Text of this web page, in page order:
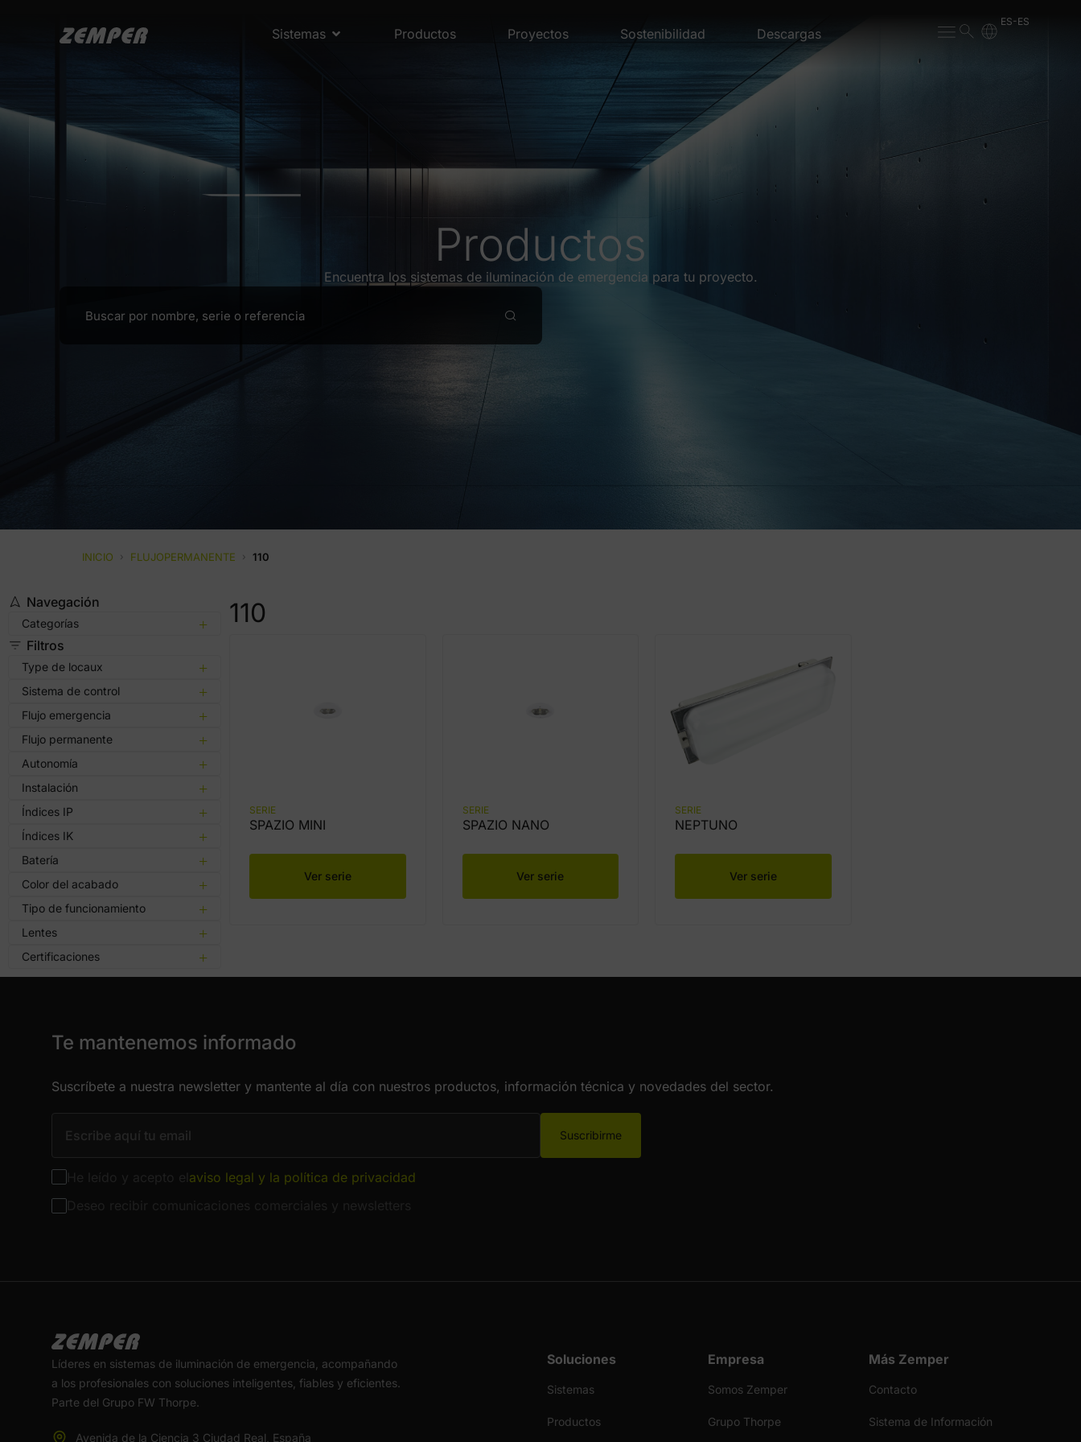
Sistemas Productos Proyectos Sostenibilidad Descargas
ES-ES
Productos
Encuentra los sistemas de iluminación de emergencia para tu proyecto.
INICIO › FLUJOPERMANENTE › 110
Navegación
Categorías
Filtros
Type de locaux
Sistema de control
Flujo emergencia
Flujo permanente
Autonomía
Instalación
Índices IP
Índices IK
Batería
Color del acabado
Tipo de funcionamiento
Lentes
Certificaciones
110
SERIE
SPAZIO MINI
Ver serie
SERIE
SPAZIO NANO
Ver serie
SERIE
NEPTUNO
Ver serie
Te mantenemos informado
Suscríbete a nuestra newsletter y mantente al día con nuestros productos, información técnica y novedades del sector.
Suscribirme
aviso legal y la política de privacidad
Líderes en sistemas de iluminación de emergencia, acompañando
a los profesionales con soluciones inteligentes, fiables y eficientes.
Parte del Grupo FW Thorpe.
Avenida de la Ciencia 3 Ciudad Real, España
Soluciones
Sistemas
Productos
Empresa
Somos Zemper
Grupo Thorpe
Más Zemper
Contacto
Sistema de Información